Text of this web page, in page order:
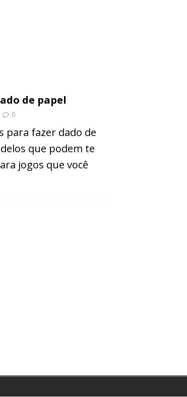
de papel
0
para fazer dado de
que podem te
jogos que você